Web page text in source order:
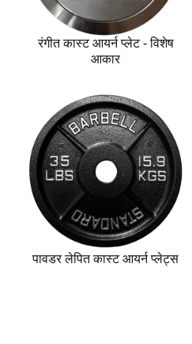
रंगीत कास्ट आयर्न प्लेट - विशेष
आकार
पावडर लेपित कास्ट आयर्न प्लेट्स